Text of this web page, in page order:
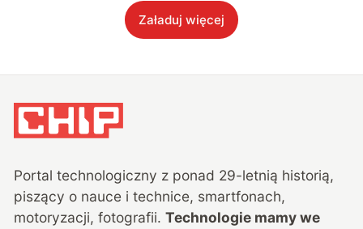
Załaduj więcej
Portal technologiczny z ponad 29-letnią historią,
piszący o nauce i technice, smartfonach,
motoryzacji, fotografii. Technologie mamy we